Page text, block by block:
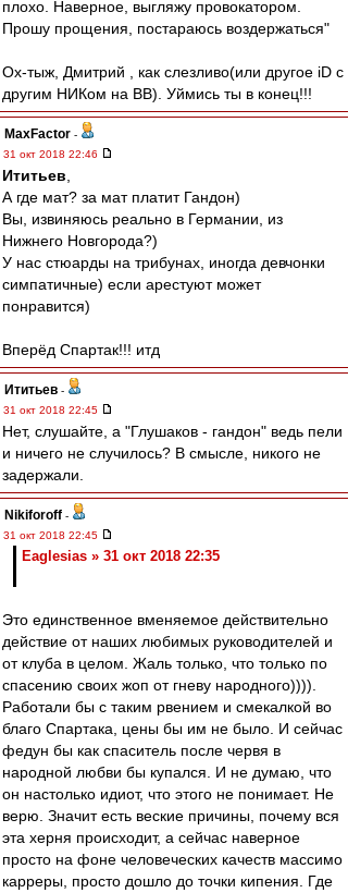
плохо. Наверное, выгляжу провокатором.
Прошу прощения, постараюсь воздержаться"
Ох-тыж, Дмитрий , как слезливо(или другое iD c
другим НИКом на ВВ). Уймись ты в конец!!!
MaxFactor -
31 окт 2018 22:46
Ититьев
А где мат? за мат платит Гандон)
Вы, извиняюсь реально в Германии, из
Нижнего Новгорода?)
У нас стюарды на трибунах, иногда девчонки
симпатичные) если арестуют может
понравится)
Вперёд Спартак!!! итд
Ититьев -
31 окт 2018 22:45
Нет, слушайте, а "Глушаков - гандон" ведь пели
и ничего не случилось? В смысле, никого не
задержали.
Nikiforoff -
31 окт 2018 22:45
Eaglesias » 31 окт 2018 22:35
Это единственное вменяемое действительно
действие от наших любимых руководителей и
от клуба в целом. Жаль только, что только по
спасению своих жоп от гневу народного)))).
Работали бы с таким рвением и смекалкой во
благо Спартака, цены бы им не было. И сейчас
федун бы как спаситель после червя в
народной любви бы купался. И не думаю, что
он настолько идиот, что этого не понимает. Не
верю. Значит есть веские причины, почему вся
эта херня происходит, а сейчас наверное
просто на фоне человеческих качеств массимо
карреры, просто дошло до точки кипения. Где